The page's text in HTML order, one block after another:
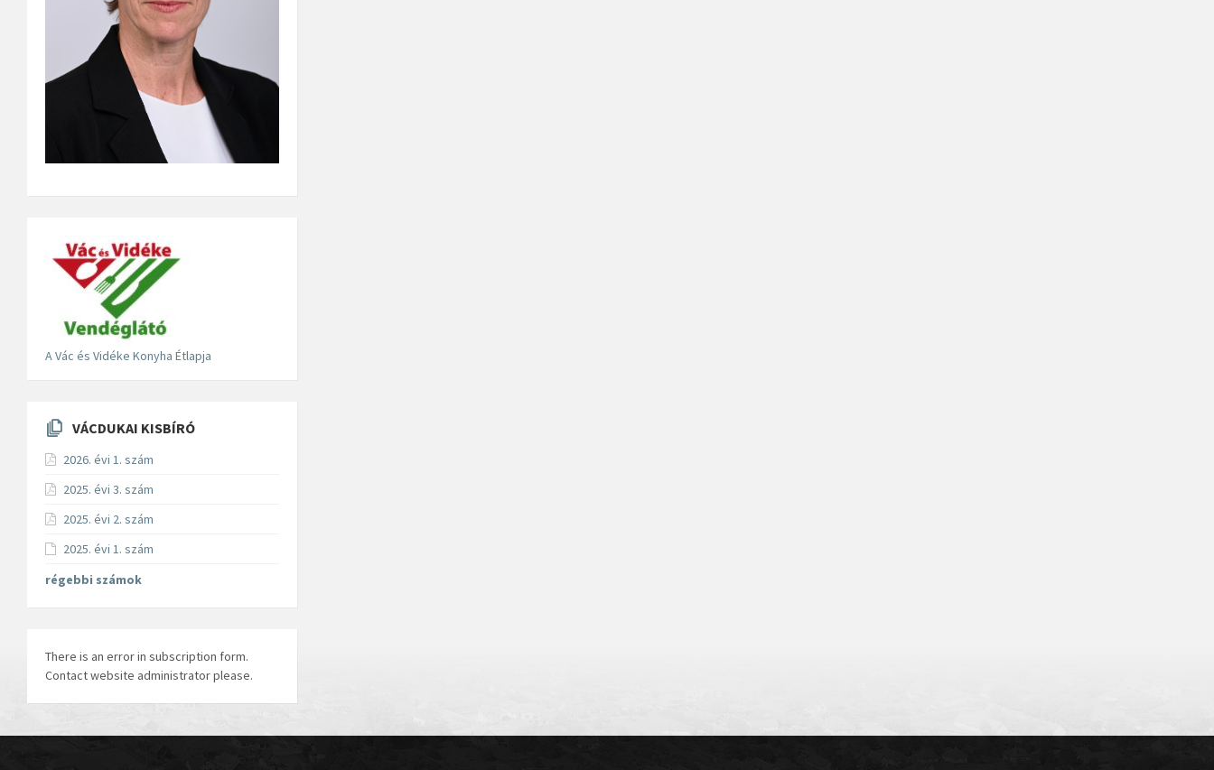
A Vác és Vidéke Konyha Étlapja
VÁCDUKAI KISBÍRÓ
2026. évi 1. szám
2025. évi 3. szám
2025. évi 2. szám
2025. évi 1. szám
régebbi számok
There is an error in subscription form.
Contact website administrator please.